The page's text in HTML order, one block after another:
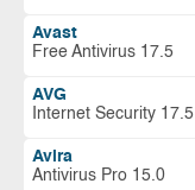
Avast
Free Antivirus 17.5
AVG
Internet Security 17.5
Avira
Antivirus Pro 15.0